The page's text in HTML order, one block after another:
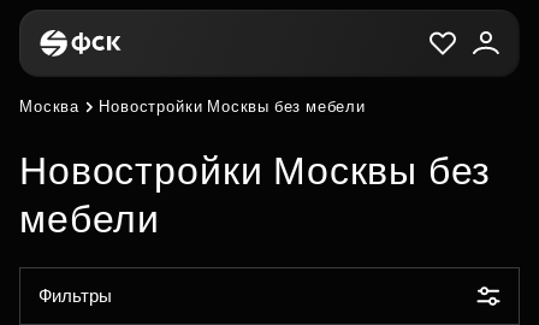
Москва Новостройки Москвы без мебели
Новостройки Москвы без
мебели
Фильтры